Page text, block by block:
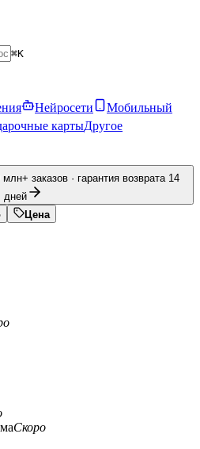
⌘K
Нейросети
Мобильный
картыДругое
млн+ заказов · гарантия возврата 14
дней
Цена
Скоро